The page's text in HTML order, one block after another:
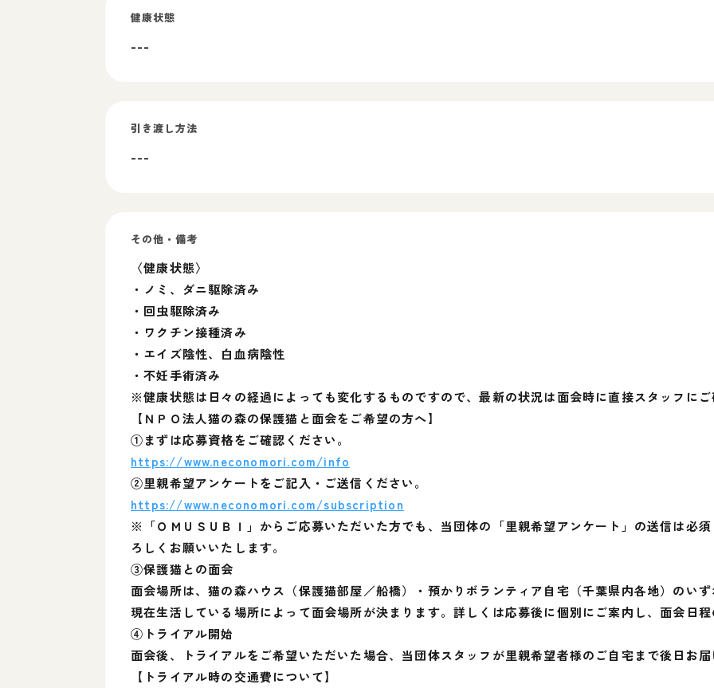
健康状態
---
引き渡し方法
---
その他・備考
〈健康状態〉
・ノミ、ダニ駆除済み
・回虫駆除済み
・ワクチン接種済み
・エイズ陰性、白血病陰性
・不妊手術済み
※健康状態は日々の経過によっても変化するものですので、最新の状況は面会時に直接スタッフに
【ＮＰＯ法人猫の森の保護猫と面会をご希望の方へ】
①まずは応募資格をご確認ください。
https://www.neconomori.com/info
②里親希望アンケートをご記入・ご送信ください。
https://www.neconomori.com/subscription
※「ＯＭＵＳＵＢＩ」からご応募いただいた方でも、当団体の「里親希望アンケート」の送信は必
ろしくお願いいたします。
③保護猫との面会
面会場所は、猫の森ハウス（保護猫部屋／船橋）・預かりボランティア自宅（千葉県内各地）のい
現在生活している場所によって面会場所が決まります。詳しくは応募後に個別にご案内し、面会日
④トライアル開始
面会後、トライアルをご希望いただいた場合、当団体スタッフが里親希望者様のご自宅まで後日お
【トライアル時の交通費について】